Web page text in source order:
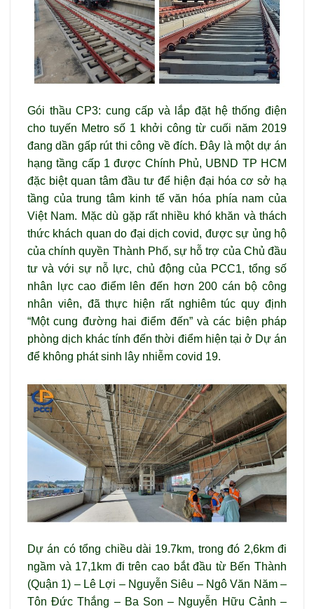
Gói thầu CP3: cung cấp và lắp đặt hệ thống điện
cho tuyến Metro số 1 khởi công từ cuối năm 2019
đang dần gấp rút thi công về đích. Đây là một dự án
hạng tầng cấp 1 được Chính Phủ, UBND TP HCM
đặc biệt quan tâm đầu tư để hiện đại hóa cơ sở hạ
tầng của trung tâm kinh tế văn hóa phía nam của
Việt Nam. Mặc dù gặp rất nhiều khó khăn và thách
thức khách quan do đại dịch covid, được sự ủng hộ
của chính quyền Thành Phố, sự hỗ trợ của Chủ đầu
tư và với sự nỗ lực, chủ động của PCC1, tổng số
nhân lực cao điểm lên đến hơn 200 cán bộ công
nhân viên, đã thực hiện rất nghiêm túc quy định
“Một cung đường hai điểm đến” và các biện pháp
phòng dịch khác tính đến thời điểm hiện tại ở Dự án
để không phát sinh lây nhiễm covid 19.
Dự án có tổng chiều dài 19.7km, trong đó 2,6km đi
ngầm và 17,1km đi trên cao bắt đầu từ Bến Thành
(Quận 1) – Lê Lợi – Nguyễn Siêu – Ngô Văn Năm –
Tôn Đức Thắng – Ba Son – Nguyễn Hữu Cảnh –